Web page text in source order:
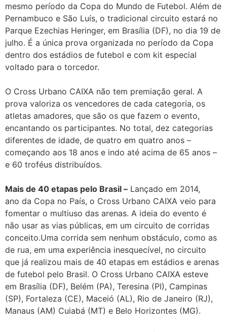
mesmo período da Copa do Mundo de Futebol. Além de
Pernambuco e São Luís, o tradicional circuito estará no
Parque Ezechias Heringer, em Brasília (DF), no dia 19 de
julho. É a única prova organizada no período da Copa
dentro dos estádios de futebol e com kit especial
voltado para o torcedor.
O Cross Urbano CAIXA não tem premiação geral. A
prova valoriza os vencedores de cada categoria, os
atletas amadores, que são os que fazem o evento,
encantando os participantes. No total, dez categorias
diferentes de idade, de quatro em quatro anos –
começando aos 18 anos e indo até acima de 65 anos –
e 60 troféus distribuídos.
Mais de 40 etapas pelo Brasil – Lançado em 2014,
ano da Copa no País, o Cross Urbano CAIXA veio para
fomentar o multiuso das arenas. A ideia do evento é
não usar as vias públicas, em um circuito de corridas
conceito.Uma corrida sem nenhum obstáculo, como as
de rua, em uma experiência inesquecível, no circuito
que já realizou mais de 40 etapas em estádios e arenas
de futebol pelo Brasil. O Cross Urbano CAIXA esteve
em Brasília (DF), Belém (PA), Teresina (PI), Campinas
(SP), Fortaleza (CE), Maceió (AL), Rio de Janeiro (RJ),
Manaus (AM) Cuiabá (MT) e Belo Horizontes (MG).